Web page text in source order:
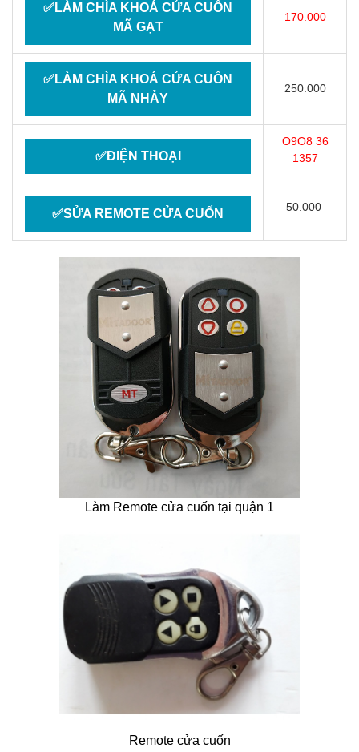
✅LÀM CHÌA KHOÁ CỬA CUỐN
MÃ GẠT
170.000
✅LÀM CHÌA KHOÁ CỬA CUỐN
MÃ NHẢY
250.000
✅ĐIỆN THOẠI
O9O8 36
1357
✅SỬA REMOTE CỬA CUỐN 50.000
Làm Remote cửa cuốn tại quận 1
Remote cửa cuốn